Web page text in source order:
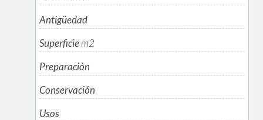
Antigüedad
Superficiem2
Preparación
Conservación
Usos